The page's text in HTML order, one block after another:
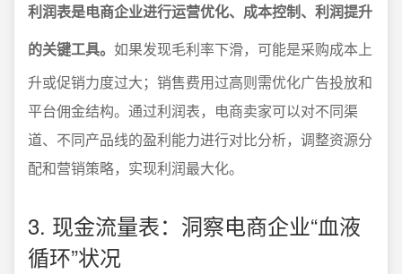
利润表是电商企业进行运营优化、成本控制、利润提升
的关键工具。 如果发现毛利率下滑，可能是采购成本上
升或促销力度过大；销售费用过高则需优化广告投放和
平台佣金结构。通过利润表，电商卖家可以对不同渠
道、不同产品线的盈利能力进行对比分析，调整资源分
配和营销策略，实现利润最大化。
3. 现金流量表：洞察电商企业“血液
循环”状况